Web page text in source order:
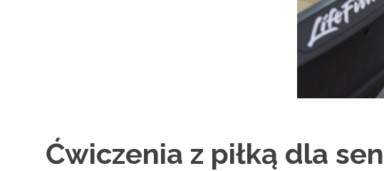
Ćwiczenia z piłką dla